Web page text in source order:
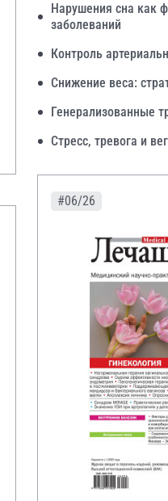
Нарушения сна как
заболеваний
Контроль
Снижение веса:
Генерализованные
Стресс, тревога и
#06/26